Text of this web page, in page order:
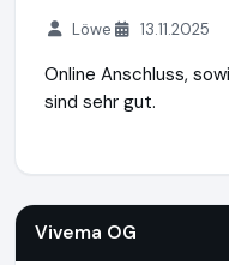
Löwe 13.11.2025
Online Anschluss,
sind sehr gut.
Vivema OG